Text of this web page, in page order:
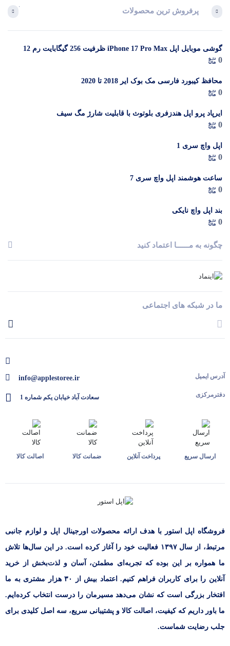
پرفروش ترین محصولات
گوشی موبایل اپل iPhone 17 Pro Max ظرفیت 256 گیگابایت رم 12
گیگابایت (ZAA) – Not Active رجیستر شده
0
محافظ کیبورد فارسی مک بوک ایر 2018 تا 2020
0
ایرپاد پرو اپل هندزفری بلوتوث با قابلیت شارژ مگ سیف
0
اپل واچ سری 1
0
ساعت هوشمند اپل واچ سری 7
0
بند اپل واچ نایکی
0
چگونه به مــــــا اعتماد کنید
ما در شبکه های اجتماعی
آدرس ایمیل
دفترمرکزی
info@applestoree.ir
سعادت آباد خیابان یکم شماره 1
ارسال سریع پرداخت آنلاین ضمانت کالا اصالت کالا
فروشگاه اپل استور با هدف ارائه‌ محصولات اورجینال اپل و لوازم جانبی
مرتبط، از سال ۱۳۹۷ فعالیت خود را آغاز کرده است. در این سال‌ها تلاش
ما همواره بر این بوده که تجربه‌ای مطمئن، آسان و لذت‌بخش از خرید
آنلاین را برای کاربران فراهم کنیم. اعتماد بیش از ۳۰ هزار مشتری به ما
افتخار بزرگی است که نشان می‌دهد مسیرمان را درست انتخاب کرده‌ایم.
ما باور داریم که کیفیت، اصالت کالا و پشتیبانی سریع، سه اصل کلیدی برای
جلب رضایت شماست.